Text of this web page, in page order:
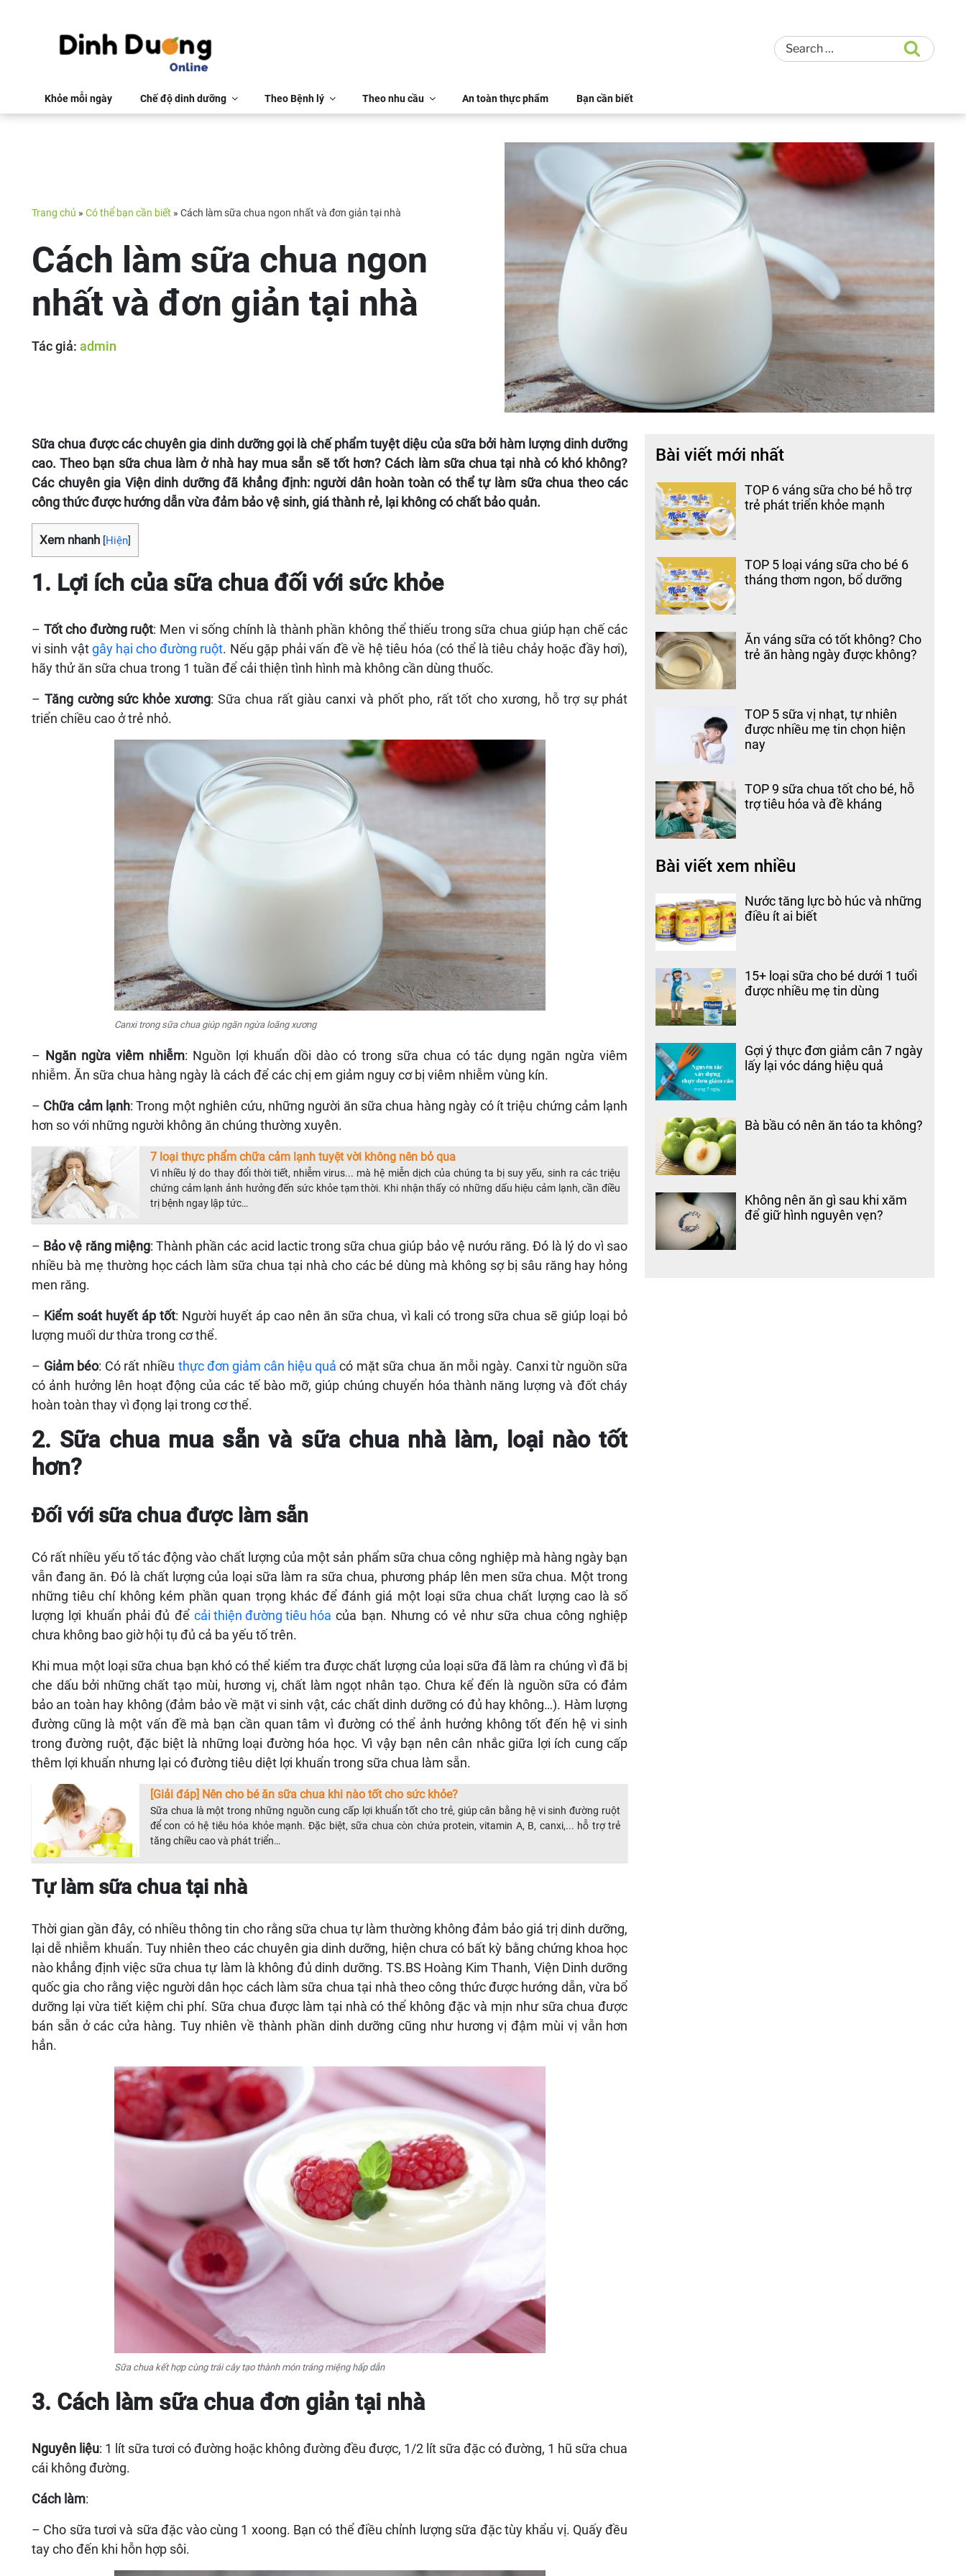
Khỏe mỗi ngày Chế độ dinh dưỡng Theo Bệnh lý Theo nhu cầu An toàn thực phẩm Bạn cần biết
Trang chủ » Có thể bạn cần biết » Cách làm sữa chua ngon nhất và đơn giản tại nhà
Cách làm sữa chua ngon
nhất và đơn giản tại nhà
Tác giả: admin
Sữa chua được các chuyên gia dinh dưỡng gọi là chế phẩm tuyệt diệu của sữa bởi hàm lượng dinh dưỡng
cao. Theo bạn sữa chua làm ở nhà hay mua sẵn sẽ tốt hơn? Cách làm sữa chua tại nhà có khó không?
Các chuyên gia Viện dinh dưỡng đã khẳng định: người dân hoàn toàn có thể tự làm sữa chua theo các
công thức được hướng dẫn vừa đảm bảo vệ sinh, giá thành rẻ, lại không có chất bảo quản.
Xem nhanh [Hiện]
1. Lợi ích của sữa chua đối với sức khỏe
– Tốt cho đường ruột: Men vi sống chính là thành phần không thể thiếu trong sữa chua giúp hạn chế các
vi sinh vậtgây hại cho đường ruột. Nếu gặp phải vấn đề về hệ tiêu hóa (có thể là tiêu chảy hoặc đầy hơi),
hãy thử ăn sữa chua trong 1 tuần để cải thiện tình hình mà không cần dùng thuốc.
– Tăng cường sức khỏe xương: Sữa chua rất giàu canxi và phốt pho, rất tốt cho xương, hỗ trợ sự phát
triển chiều cao ở trẻ nhỏ.
Canxi trong sữa chua giúp ngăn ngừa loãng xương
– Ngăn ngừa viêm nhiễm: Nguồn lợi khuẩn dồi dào có trong sữa chua có tác dụng ngăn ngừa viêm
nhiễm. Ăn sữa chua hàng ngày là cách để các chị em giảm nguy cơ bị viêm nhiễm vùng kín.
– Chữa cảm lạnh: Trong một nghiên cứu, những người ăn sữa chua hàng ngày có ít triệu chứng cảm lạnh
hơn so với những người không ăn chúng thường xuyên.
7 loại thực phẩm chữa cảm lạnh tuyệt vời không nên bỏ qua
Vì nhiều lý do thay đổi thời tiết, nhiễm virus... mà hệ miễn dịch của chúng ta bị suy yếu, sinh ra các triệu
chứng cảm lạnh ảnh hưởng đến sức khỏe tạm thời. Khi nhận thấy có những dấu hiệu cảm lạnh, cần điều
trị bệnh ngay lập tức…
– Bảo vệ răng miệng: Thành phần các acid lactic trong sữa chua giúp bảo vệ nướu răng. Đó là lý do vì sao
nhiều bà mẹ thường học cách làm sữa chua tại nhà cho các bé dùng mà không sợ bị sâu răng hay hỏng
men răng.
– Kiểm soát huyết áp tốt: Người huyết áp cao nên ăn sữa chua, vì kali có trong sữa chua sẽ giúp loại bỏ
lượng muối dư thừa trong cơ thể.
– Giảm béo: Có rất nhiều thực đơn giảm cân hiệu quả có mặt sữa chua ăn mỗi ngày. Canxi từ nguồn sữa
có ảnh hưởng lên hoạt động của các tế bào mỡ, giúp chúng chuyển hóa thành năng lượng và đốt cháy
hoàn toàn thay vì đọng lại trong cơ thể.
2. Sữa chua mua sẵn và sữa chua nhà làm, loại nào tốt
hơn?
Đối với sữa chua được làm sẵn
Có rất nhiều yếu tố tác động vào chất lượng của một sản phẩm sữa chua công nghiệp mà hàng ngày bạn
vẫn đang ăn. Đó là chất lượng của loại sữa làm ra sữa chua, phương pháp lên men sữa chua. Một trong
những tiêu chí không kém phần quan trọng khác để đánh giá một loại sữa chua chất lượng cao là số
lượng lợi khuẩn phải đủ để cải thiện đường tiêu hóa của bạn. Nhưng có vẻ như sữa chua công nghiệp
chưa không bao giờ hội tụ đủ cả ba yếu tố trên.
Khi mua một loại sữa chua bạn khó có thể kiểm tra được chất lượng của loại sữa đã làm ra chúng vì đã bị
che dấu bởi những chất tạo mùi, hương vị, chất làm ngọt nhân tạo. Chưa kể đến là nguồn sữa có đảm
bảo an toàn hay không (đảm bảo về mặt vi sinh vật, các chất dinh dưỡng có đủ hay không…). Hàm lượng
đường cũng là một vấn đề mà bạn cần quan tâm vì đường có thể ảnh hưởng không tốt đến hệ vi sinh
trong đường ruột, đặc biệt là những loại đường hóa học. Vì vậy bạn nên cân nhắc giữa lợi ích cung cấp
thêm lợi khuẩn nhưng lại có đường tiêu diệt lợi khuẩn trong sữa chua làm sẵn.
[Giải đáp] Nên cho bé ăn sữa chua khi nào tốt cho sức khỏe?
Sữa chua là một trong những nguồn cung cấp lợi khuẩn tốt cho trẻ, giúp cân bằng hệ vi sinh đường ruột
để con có hệ tiêu hóa khỏe mạnh. Đặc biệt, sữa chua còn chứa protein, vitamin A, B, canxi,... hỗ trợ trẻ
tăng chiều cao và phát triển…
Tự làm sữa chua tại nhà
Thời gian gần đây, có nhiều thông tin cho rằng sữa chua tự làm thường không đảm bảo giá trị dinh dưỡng,
lại dễ nhiễm khuẩn. Tuy nhiên theo các chuyên gia dinh dưỡng, hiện chưa có bất kỳ bằng chứng khoa học
nào khẳng định việc sữa chua tự làm là không đủ dinh dưỡng. TS.BS Hoàng Kim Thanh, Viện Dinh dưỡng
quốc gia cho rằng việc người dân học cách làm sữa chua tại nhà theo công thức được hướng dẫn, vừa bổ
dưỡng lại vừa tiết kiệm chi phí. Sữa chua được làm tại nhà có thể không đặc và mịn như sữa chua được
bán sẵn ở các cửa hàng. Tuy nhiên về thành phần dinh dưỡng cũng như hương vị đậm mùi vị vẫn hơn
hẳn.
Sữa chua kết hợp cùng trái cây tạo thành món tráng miệng hấp dẫn
3. Cách làm sữa chua đơn giản tại nhà
Nguyên liệu: 1 lít sữa tươi có đường hoặc không đường đều được, 1/2 lít sữa đặc có đường, 1 hũ sữa chua
cái không đường.
Cách làm:
– Cho sữa tươi và sữa đặc vào cùng 1 xoong. Bạn có thể điều chỉnh lượng sữa đặc tùy khẩu vị. Quấy đều
tay cho đến khi hỗn hợp sôi.
Bài viết mới nhất
TOP 6 váng sữa cho bé hỗ trợ
trẻ phát triển khỏe mạnh
TOP 5 loại váng sữa cho bé 6
tháng thơm ngon, bổ dưỡng
Ăn váng sữa có tốt không? Cho
trẻ ăn hàng ngày được không?
TOP 5 sữa vị nhạt, tự nhiên
được nhiều mẹ tin chọn hiện
nay
TOP 9 sữa chua tốt cho bé, hỗ
trợ tiêu hóa và đề kháng
Bài viết xem nhiều
Nước tăng lực bò húc và những
điều ít ai biết
15+ loại sữa cho bé dưới 1 tuổi
được nhiều mẹ tin dùng
Gợi ý thực đơn giảm cân 7 ngày
lấy lại vóc dáng hiệu quả
Bà bầu có nên ăn táo ta không?
Không nên ăn gì sau khi xăm
để giữ hình nguyên vẹn?